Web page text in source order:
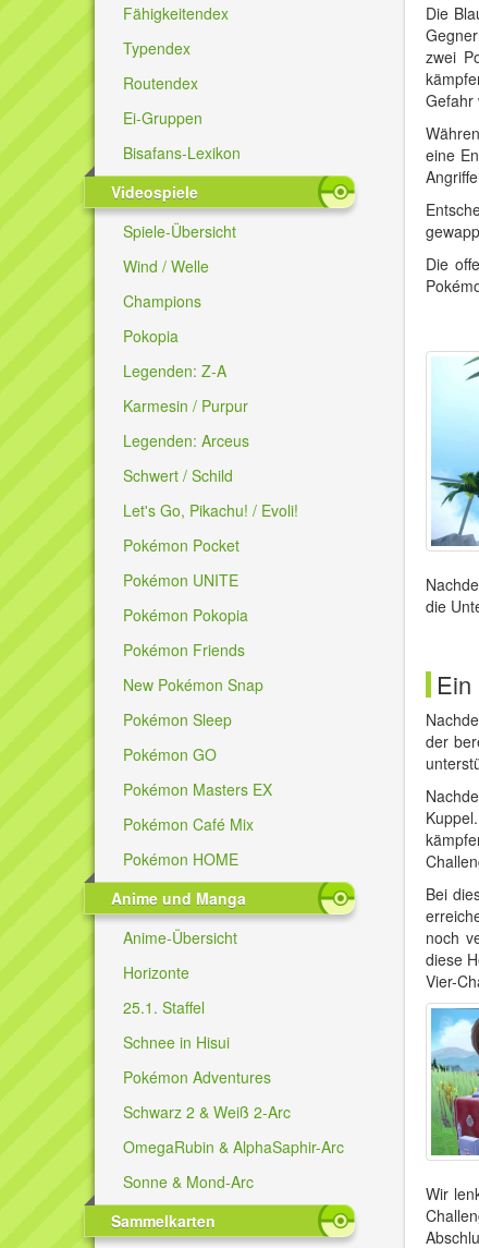
Fähigkeitendex
Typendex
Routendex
Ei-Gruppen
Bisafans-Lexikon
Videospiele
Spiele-Übersicht
Wind / Welle
Champions
Pokopia
Legenden: Z-A
Karmesin / Purpur
Legenden: Arceus
Schwert / Schild
Let's Go, Pikachu! / Evoli!
Pokémon Pocket
Pokémon UNITE
Pokémon Pokopia
Pokémon Friends
New Pokémon Snap
Pokémon Sleep
Pokémon GO
Pokémon Masters EX
Pokémon Café Mix
Pokémon HOME
Anime und Manga
Anime-Übersicht
Horizonte
25.1. Staffel
Schnee in Hisui
Pokémon Adventures
Schwarz 2 & Weiß 2-Arc
OmegaRubin & AlphaSaphir-Arc
Sonne & Mond-Arc
Sammelkarten
Die
zwei
Gefahr
eine
Die
die
Ein
der
Bei
noch
diese
Vier-
Wir